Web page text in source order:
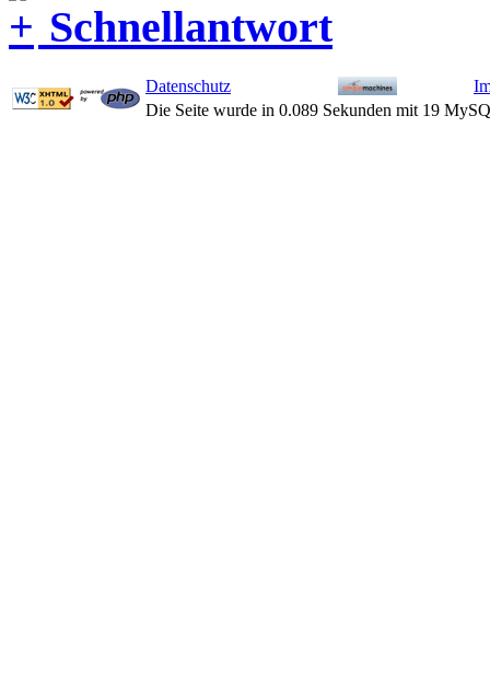
Schnellantwort
Datenschutz
Die Seite wurde in 0.089 Sekunden mit 19